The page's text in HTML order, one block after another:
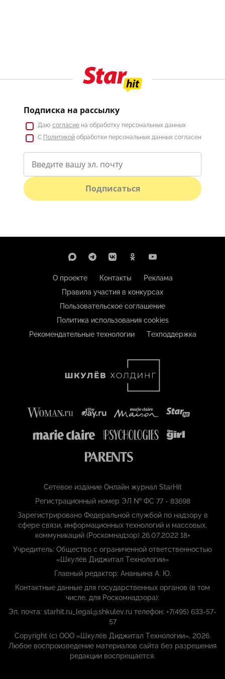
Подписка на рассылку
Даю согласие на обработку персональных данных
С Политикой обработки персональных данных согласен
Подписаться
О проекте Контакты
Реклама
Правила участия в конкурсах
Пользовательское соглашение
Политика использования cookies
Рекомендательные технологии
Техподдержка
Сетевое издание Онлайн журнал StarHit
Регистрационный номер ЭЛ № ФС 77 - 83698
Зарегистрировано Федеральной службой по надзору в
сфере связи, информационных технологий и массовых,
коммуникаций (Роскомнадзор) 26.07.2022 18+
Учредитель: Общество с ограниченной ответственностью
«Шкулёв Диджитал Технологии»
Главный редактор: Ананьина А. Ю.
Контактные данные для государственных органов (в том
числе, для Роскомнадзора):
Эл. почта: starhit.ru_legal@shkulev.ru телефон: +7(495) 633-57-
57
Copyright (с) ООО «Шкулёв Диджитал Технологии», 2026.
Любое воспроизведение материалов сайта без разрешения
редакции воспрещается.